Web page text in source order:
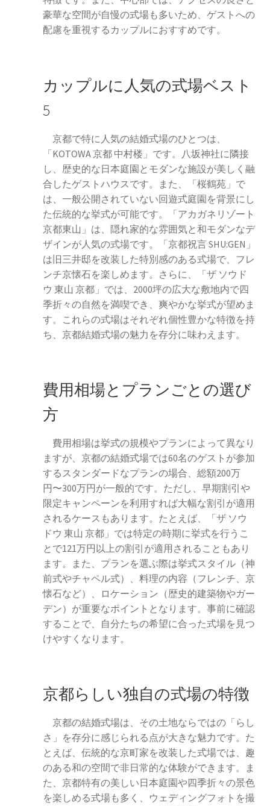
豪華な空間が自慢の式場も多いため、ゲストへの
配慮を重視するカップルにおすすめです。
カップルに人気の式場ベスト
5
京都で特に人気の結婚式場のひとつは、
「KOTOWA 京都 中村楼」です。八坂神社に隣接
し、歴史的な日本庭園とモダンな施設が美しく融
合したゲストハウスです。また、「桜鶴苑」で
は、一般公開されていない回遊式庭園を背景にし
た伝統的な挙式が可能です。「アカガネリゾート
京都東山」は、隠れ家的な雰囲気と和モダンなデ
ザインが人気の式場です。「京都祝言 SHU:GEN」
は旧三井邸を改装した特別感のある式場で、フレ
ンチ京懐石を楽しめます。さらに、「ザ ソウド
ウ 東山 京都」では、2000坪の広大な敷地内で四
季折々の自然を満喫でき、爽やかな挙式が望めま
す。これらの式場はそれぞれ個性豊かな特徴を持
ち、京都結婚式場の魅力を存分に味わえます。
費用相場とプランごとの選び
方
費用相場は挙式の規模やプランによって異なり
ますが、京都の結婚式場では60名のゲストが参加
するスタンダードなプランの場合、総額200万
円〜300万円が一般的です。ただし、早期割引や
限定キャンペーンを利用すれば大幅な割引が適用
されるケースもあります。たとえば、「ザ ソウ
ドウ 東山 京都」では特定の時期に挙式を行うこ
とで121万円以上の割引が適用されることもあり
ます。また、プランを選ぶ際は挙式スタイル（神
前式やチャペル式）、料理の内容（フレンチ、京
懐石など）、ロケーション（歴史的建築物やガー
デン）が重要なポイントとなります。事前に確認
することで、自分たちの希望に合った式場を見つ
けやすくなります。
京都らしい独自の式場の特徴
京都の結婚式場は、その土地ならではの「らし
さ」を存分に感じられる点が大きな魅力です。た
とえば、伝統的な京町家を改装した式場では、趣
のある和の空間で非日常的な体験ができます。ま
た、京都特有の美しい日本庭園や四季折々の景色
を楽しめる式場も多く、ウェディングフォトを撮